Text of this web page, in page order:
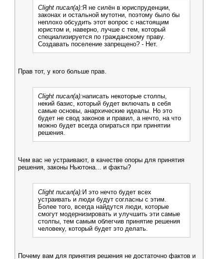
Clight писал(а):Я не силён в юриспруденции,
законах и остальной мутотни, поэтому было бы
неплохо обсудить этот вопрос с настоящим
юристом и, наверно, лучше с тем, который
специализируется по гражданскому праву.
Создавать поселение запрещено? - Нет.
Прав тот, у кого больше прав.
Clight писал(а):написать некоторые столпы,
некий базис, который будет включать в себя
самые основы, анархические идеалы. Но это
будет не свод законов и правил, а нечто, на что
можно будет всегда опираться при принятии
решения.
Чем вас не устраивают, в качестве опоры для принятия
решения, законы Ньютона... и факты?
Clight писал(а): И это нечто будет всех
устраивать и люди будут согласны с этим.
Более того, всегда найдутся люди, которые
смогут модернизировать и улучшить эти самые
столпы, тем самым облегчив принятие решения
человеку, который будет это делать.
Почему вам для принятия решения не достаточно фактов и